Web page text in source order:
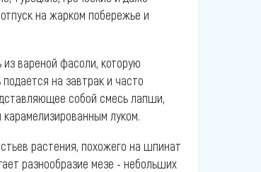
на жарком побережье и
вареной фасоли, которую
на завтрак и часто
собой смесь лапши,
луком.
растения, похожего на шпинат
разнообразие мезе - небольших